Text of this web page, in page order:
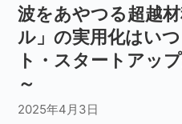
波をあやつる超越
ル」の実用化はい
ト・スタートアッ
～
2025年4月3日